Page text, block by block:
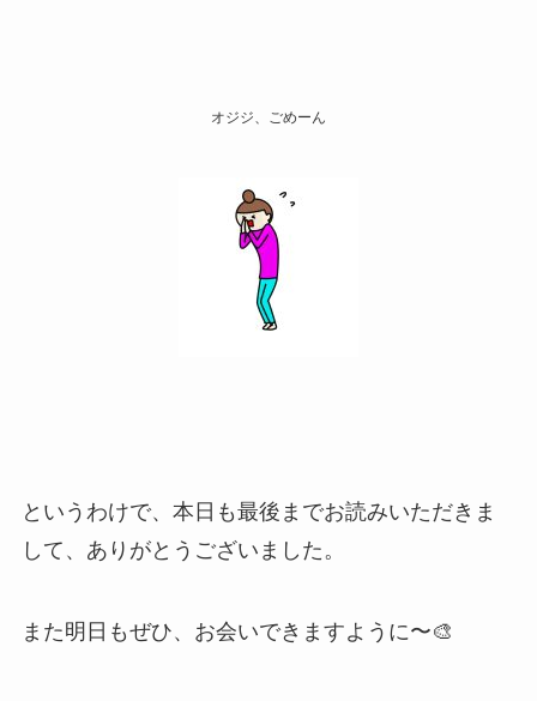
オジジ、ごめーん
というわけで、本日も最後までお読みいただきま
して、ありがとうございました。
また明日もぜひ、お会いできますように〜🎨